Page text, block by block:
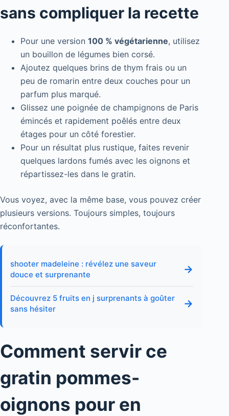
sans compliquer la recette
Pour une version 100 % végétarienne, utilisez
un bouillon de légumes bien corsé.
Ajoutez quelques brins de thym frais ou un
peu de romarin entre deux couches pour un
parfum plus marqué.
Glissez une poignée de champignons de Paris
émincés et rapidement poêlés entre deux
étages pour un côté forestier.
Pour un résultat plus rustique, faites revenir
quelques lardons fumés avec les oignons et
répartissez-les dans le gratin.
Vous voyez, avec la même base, vous pouvez créer
plusieurs versions. Toujours simples, toujours
réconfortantes.
shooter madeleine : révélez une saveur
douce et surprenante
→
Découvrez 5 fruits en j surprenants à goûter
sans hésiter
→
Comment servir ce
gratin pommes-
oignons pour en